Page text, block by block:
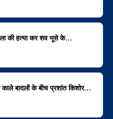
की हत्या कर शव भूसे के…
काले बादलों के बीच प्रशांत किशोर…